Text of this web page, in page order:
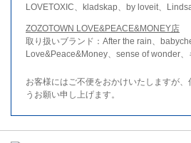
LOVETOXIC、kladskap、by loveit、
ZOZOTOWN LOVE&PEACE&MONEY店
取り扱いブランド：After the rain、
Love&Peace&Money、sense of wonder、
お客様にはご不便をおかけいたしますが、
うお願い申し上げます。